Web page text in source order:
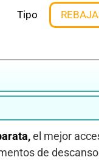
Tipo
el mejor
de